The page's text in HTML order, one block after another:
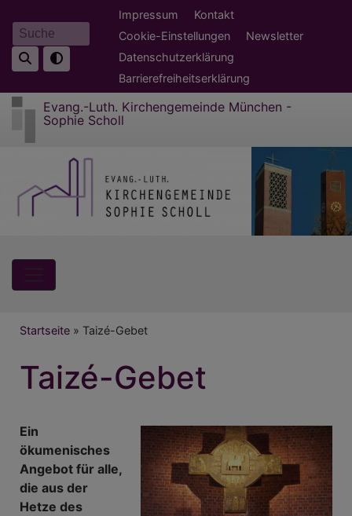
zum
Inhalt
Suche
Fußbereichsmenü
Impressum
Kontakt
Cookie-Einstellungen
Newsletter
Datenschutzerklärung
Barrierefreiheitserklärung
Evang.-Luth. Kirchengemeinde München -
Sophie Scholl
Breadcrumb
Startseite Taizé-Gebet
Taizé-Gebet
Ein
ökumenisches
Angebot für alle,
die aus der
Hetze des